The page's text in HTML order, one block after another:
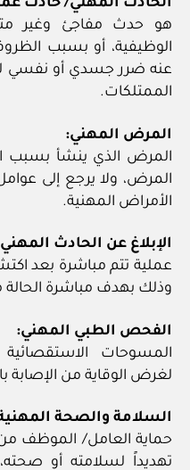
الحادث المهني/ حادث
هو حدث مفاجئ وغير
الوظيفية، أو بسبب
عنه ضرر جسدي أو نفسي
الممتلكات.
المرض المهني:
المرض الذي ينشأ
المرض، ولا يرجع إلى
الأمراض المهنية.
الإبلاغ عن الحادث
عملية تتم مباشرة بعد
وذلك بهدف مباشرة الحالة
الفحص الطبي المهني:
المسوحات الاستقصائية
لغرض الوقاية من الإصابة
السلامة والصحة
حماية العامل/ الموظف
تهديداً لسلامته أو